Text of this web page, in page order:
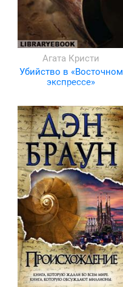
Агата Кристи
Убийство в «Восточном
экспрессе»